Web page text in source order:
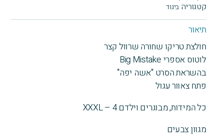
שרוול
תיאור
חולצת טריקו שחורה שרוול קצר
לוטוס אספרי Big Mistake
בהשראת הסרט "אשה יפה"
פתח צאוור עגול
כל המידות, מבוגרים וילדם 4 – XXXL
מגוון צבעים
קטגוריה: ביגוד